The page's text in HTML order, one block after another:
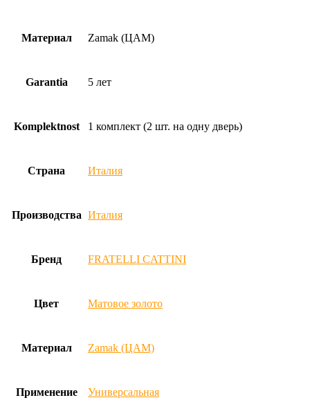
матовая
Материал Zamak (ЦАМ)
Garantia 5 лет
Komplektnost 1 комплект (2 шт. на одну дверь)
Страна Италия
Производства Италия
Бренд FRATELLI CATTINI
Цвет Матовое золото
Материал Zamak (ЦАМ)
Применение Универсальная